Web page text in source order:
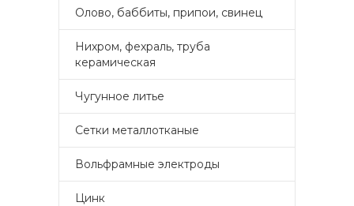
Олово, баббиты, припои, свинец
Нихром, фехраль, труба
керамическая
Чугунное литье
Сетки металлотканые
Вольфрамные электроды
Цинк